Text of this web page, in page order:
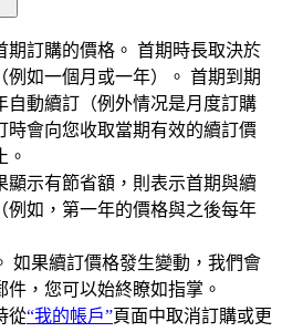
期訂購的價格。 首期時長取決於
例如一個月或一年）。 首期到期
自動續訂（例外情况是月度訂購
時會向您收取當期有效的續訂價
。
顯示有節省額，則表示首期與續
例如，第一年的價格與之後每年
如果續訂價格發生變動，我們會
，您可以始終瞭如指掌。
從“我的帳戶”頁面中取消訂購或更